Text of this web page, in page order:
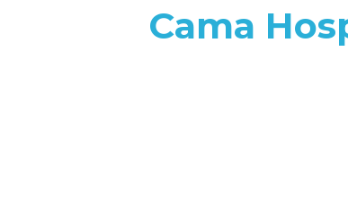
Cama